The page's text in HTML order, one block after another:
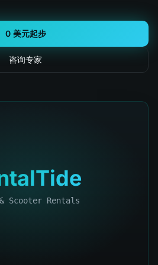
0 美元起步
咨询专家
& Scooter Rentals